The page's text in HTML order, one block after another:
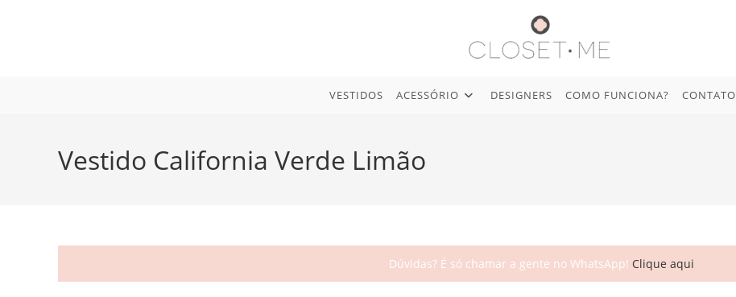
VESTIDOS ACESSÓRIO DESIGNERS COMO FUNCIONA? CONTATO
Vestido California Verde Limão
Dúvidas? É só chamar a gente no WhatsApp! Clique aqui